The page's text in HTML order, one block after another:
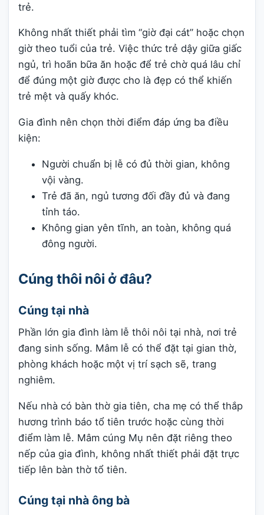
trẻ.
Không nhất thiết phải tìm “giờ đại cát” hoặc chọn
giờ theo tuổi của trẻ. Việc thức trẻ dậy giữa giấc
ngủ, trì hoãn bữa ăn hoặc để trẻ chờ quá lâu chỉ
để đúng một giờ được cho là đẹp có thể khiến
trẻ mệt và quấy khóc.
Gia đình nên chọn thời điểm đáp ứng ba điều
kiện:
Người chuẩn bị lễ có đủ thời gian, không
vội vàng.
Trẻ đã ăn, ngủ tương đối đầy đủ và đang
tỉnh táo.
Không gian yên tĩnh, an toàn, không quá
đông người.
Cúng thôi nôi ở đâu?
Cúng tại nhà
Phần lớn gia đình làm lễ thôi nôi tại nhà, nơi trẻ
đang sinh sống. Mâm lễ có thể đặt tại gian thờ,
phòng khách hoặc một vị trí sạch sẽ, trang
nghiêm.
Nếu nhà có bàn thờ gia tiên, cha mẹ có thể thắp
hương trình báo tổ tiên trước hoặc cùng thời
điểm làm lễ. Mâm cúng Mụ nên đặt riêng theo
nếp của gia đình, không nhất thiết phải đặt trực
tiếp lên bàn thờ tổ tiên.
Cúng tại nhà ông bà